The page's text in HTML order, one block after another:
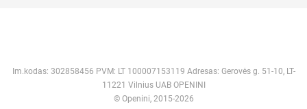
Im.kodas: 302858456 PVM: LT 100007153119 Adresas: Gerovės g. 51-10, LT-
11221 Vilnius UAB OPENINI
© Openini, 2015-2026